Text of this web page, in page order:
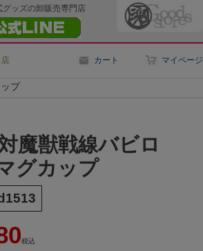
ッズの卸販売専門店
店 カート マイページ
プ
魔獣戦線バビロ
グカップ
税込